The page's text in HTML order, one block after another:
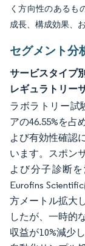
く方向性のあるも
成長、構成効果、
セグメント分
サービスタイプ
レギュラトリー
ラボラトリー試
アの46.55%を占
よび有効性確認
います。スポン
よび分子診断
Eurofins
方メートル拡大
したが、一時的
収益が10%減少